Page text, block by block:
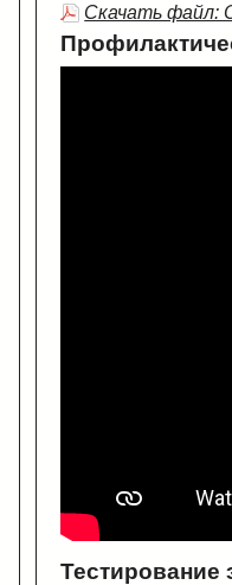
Скачать файл:
Тестирование